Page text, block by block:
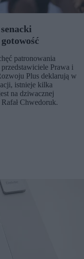
patronowania
Prawa i
Plus deklarują w
istnieje kilka
na dziwacznej
Chwedoruk.